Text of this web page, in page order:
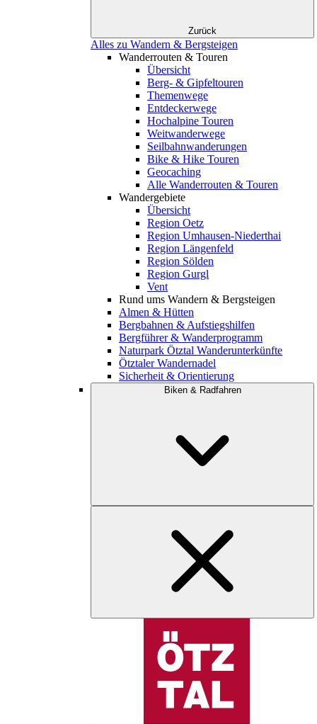
Zurück
Alles zu Wandern & Bergsteigen
Wanderrouten & Touren
Übersicht
Berg- & Gipfeltouren
Themenwege
Entdeckerwege
Hochalpine Touren
Weitwanderwege
Seilbahnwanderungen
Bike & Hike Touren
Geocaching
Alle Wanderrouten & Touren
Wandergebiete
Übersicht
Region Oetz
Region Umhausen-Niederthai
Region Längenfeld
Region Sölden
Region Gurgl
Vent
Rund ums Wandern & Bergsteigen
Almen & Hütten
Bergbahnen & Aufstiegshilfen
Bergführer & Wanderprogramm
Naturpark Ötztal Wanderunterkünfte
Ötztaler Wandernadel
Sicherheit & Orientierung
Biken & Radfahren